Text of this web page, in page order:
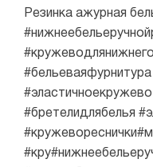
Резинка ажурная
#бретелидлябелья